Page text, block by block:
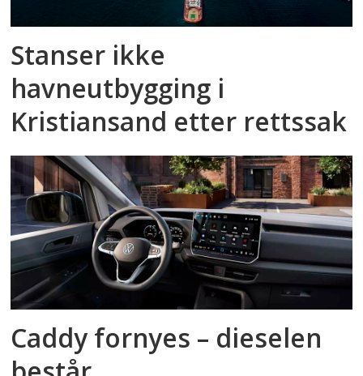
Stanser ikke
havneutbygging i
Kristiansand etter rettssak
Caddy fornyes – dieselen